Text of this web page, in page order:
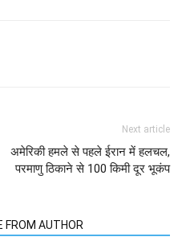
Next article
अमेरिकी हमले से पहले ईरान में हलचल,
परमाणु ठिकाने से 100 किमी दूर भूकंप
FROM AUTHOR